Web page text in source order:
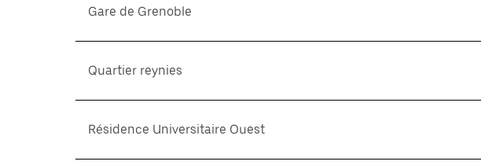
Gare de Grenoble
Quartier reynies
Résidence Universitaire Ouest